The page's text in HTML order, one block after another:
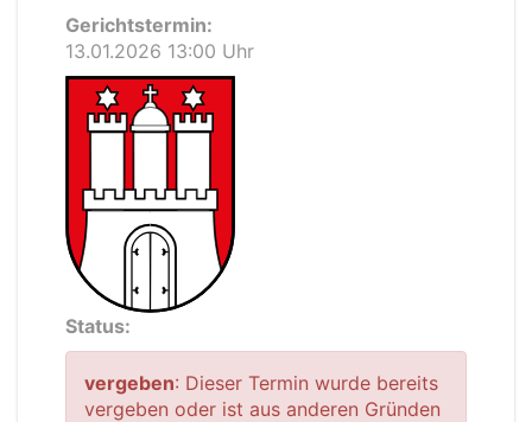
Gerichtstermin:
13.01.2026 13:00 Uhr
Status:
vergeben: Dieser Termin wurde bereits
vergeben oder ist aus anderen Gründen